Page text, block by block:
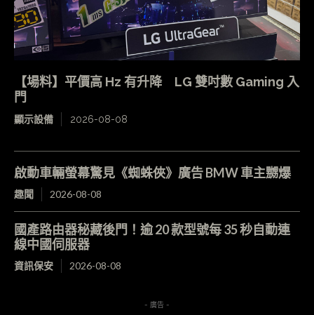
【場料】平價高 Hz 有升降 LG 雙吋數 Gaming 入
門
顯示設備 2026-08-08
啟動車輛螢幕驚見《蜘蛛俠》廣告 BMW 車主嬲爆
趣聞 2026-08-08
國產路由器秘藏後門！逾 20 款型號每 35 秒自動連
線中國伺服器
資訊保安 2026-08-08
- 廣告 -